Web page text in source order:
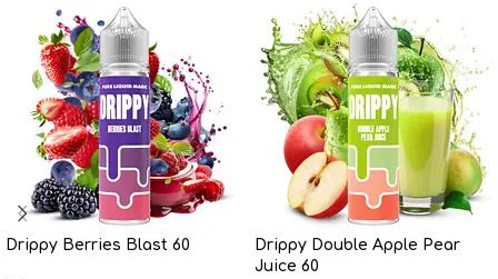
Drippy Berries Blast 60
Drippy Double Apple Pear
Juice 60